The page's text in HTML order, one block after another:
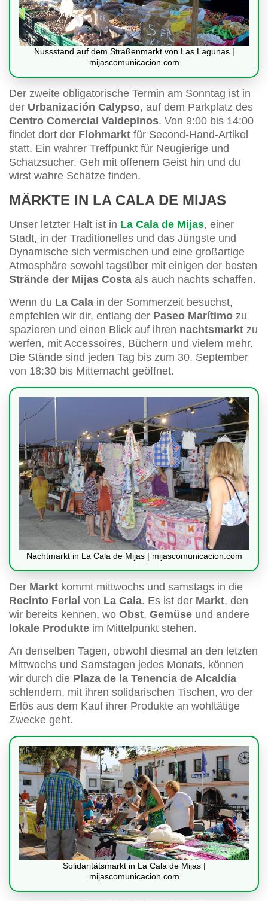
Nussstand auf dem Straßenmarkt von Las Lagunas |
mijascomunicacion.com
Der zweite obligatorische Termin am Sonntag ist in
der Urbanización Calypso, auf dem Parkplatz des
Centro Comercial Valdepinos. Von 9:00 bis 14:00
findet dort der Flohmarkt für Second-Hand-Artikel
statt. Ein wahrer Treffpunkt für Neugierige und
Schatzsucher. Geh mit offenem Geist hin und du
wirst wahre Schätze finden.
MÄRKTE IN LA CALA DE MIJAS
Unser letzter Halt ist in La Cala de Mijas, einer
Stadt, in der Traditionelles und das Jüngste und
Dynamische sich vermischen und eine großartige
Atmosphäre sowohl tagsüber mit einigen der besten
Strände der Mijas Costa als auch nachts schaffen.
Wenn du La Cala in der Sommerzeit besuchst,
empfehlen wir dir, entlang der Paseo Marítimo zu
spazieren und einen Blick auf ihren nachtsmarkt zu
werfen, mit Accessoires, Büchern und vielem mehr.
Die Stände sind jeden Tag bis zum 30. September
von 18:30 bis Mitternacht geöffnet.
Nachtmarkt in La Cala de Mijas | mijascomunicacion.com
Der Markt kommt mittwochs und samstags in die
Recinto Ferial von La Cala. Es ist der Markt, den
wir bereits kennen, wo Obst, Gemüse und andere
lokale Produkte im Mittelpunkt stehen.
An denselben Tagen, obwohl diesmal an den letzten
Mittwochs und Samstagen jedes Monats, können
wir durch die Plaza de la Tenencia de Alcaldía
schlendern, mit ihren solidarischen Tischen, wo der
Erlös aus dem Kauf ihrer Produkte an wohltätige
Zwecke geht.
Solidaritätsmarkt in La Cala de Mijas |
mijascomunicacion.com